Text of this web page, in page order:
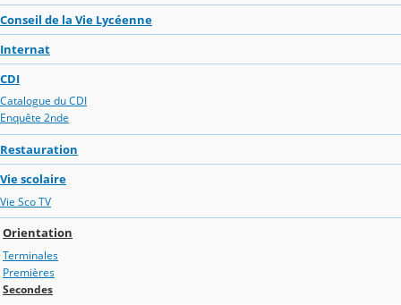
Conseil de la Vie Lycéenne
Internat
CDI
Catalogue du CDI
Enquête 2nde
Restauration
Vie scolaire
Vie Sco TV
Orientation
Terminales
Premières
Secondes